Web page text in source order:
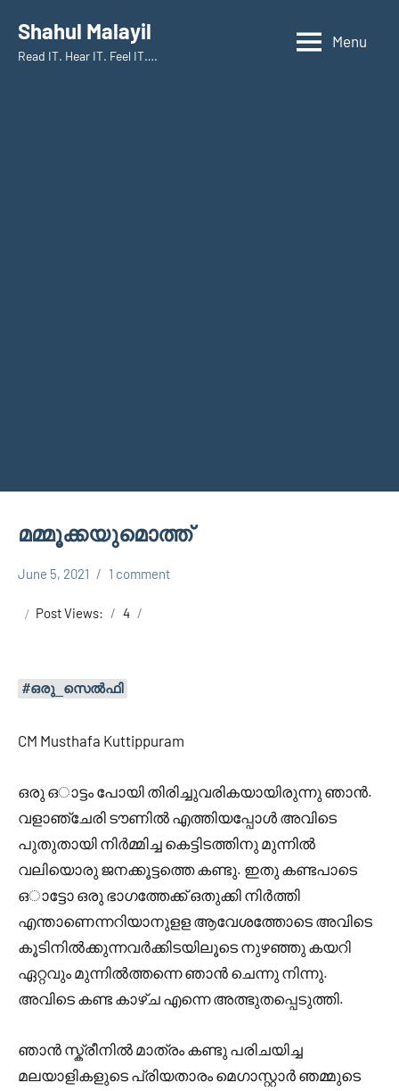
content
Shahul Malayil
Read IT. Hear IT. Feel IT….
Menu
മമ്മൂക്കയുമൊത്ത്
June 5, 2021
Cm
1 comment
Post Views: 4
#ഒരു_സെൽഫി
CM Musthafa Kuttippuram
ഒരു ഒാട്ടം പോയി തിരിച്ചുവരികയായിരുന്നു ഞാൻ.
വളാഞ്ചേരി ടൗണിൽ എത്തിയപ്പോൾ അവിടെ
പുതുതായി നിർമ്മിച്ച കെട്ടിടത്തിനു മുന്നിൽ
വലിയൊരു ജനക്കൂട്ടത്തെ കണ്ടു. ഇതു കണ്ടപാടെ
ഒാട്ടോ ഒരു ഭാഗത്തേക്ക് ഒതുക്കി നിർത്തി
എന്താണെന്നറിയാനുളള ആവേശത്തോടെ അവിടെ
കൂടിനിൽക്കുന്നവർക്കിടയിലൂടെ നുഴഞ്ഞു കയറി
ഏറ്റവും മുന്നിൽത്തന്നെ ഞാൻ ചെന്നു നിന്നു.
അവിടെ കണ്ട കാഴ്ച എന്നെ അത്ഭുതപ്പെടുത്തി.
ഞാൻ സ്ക്രീനിൽ മാത്രം കണ്ടു പരിചയിച്ച
മലയാളികളുടെ പ്രിയതാരം മെഗാസ്റ്റാർ ഞമ്മുടെ